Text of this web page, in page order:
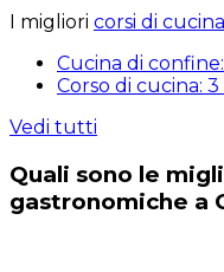
I migliori corsi di
Cucina di
Corso di cucina:
Vedi tutti
Quali sono le
gastronomiche a